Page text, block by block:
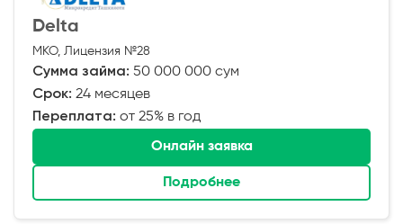
Delta
МКО, Лицензия №28
Сумма займа: 50 000 000 сум
Срок: 24 месяцев
Переплата: от 25% в год
Онлайн заявка
Подробнее